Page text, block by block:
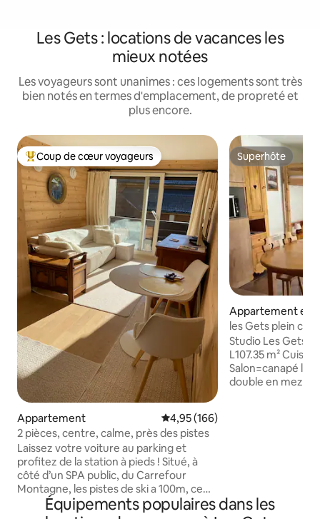
Les Gets : locations de vacances les
mieux notées
Les voyageurs sont unanimes : ces logements sont très
bien notés en termes d'emplacement, de propreté et
plus encore.
Coups de cœur voyageurs les plus appréciés
Coup de cœur voyageurs
Appartement Évaluation moyenne sur la
4,95 (166)
2 pièces, centre, calme, près des pistes
Laissez votre voiture au parking et
profitez de la station à pieds ! Situé, à
côté d’un SPA public, du Carrefour
Montagne, les pistes de ski a 100m, ce
nid de 30m2, au calme, plein sud, dispose
d’une entrée/ski room, d’une petite
Superhôte
Superhôte
Appartement en
les Gets plein
Studio Les Gets rue
L107.35 m²
Salon=canapé lit
double en
supplément=loc)
Équipements populaires dans les